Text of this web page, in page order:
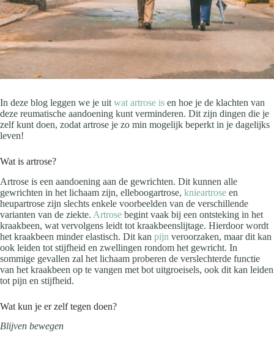
In deze blog leggen we je uit wat artrose is en hoe je de klachten van
deze reumatische aandoening kunt verminderen. Dit zijn dingen die je
zelf kunt doen, zodat artrose je zo min mogelijk beperkt in je dagelijks
leven!
Wat is artrose?
Artrose is een aandoening aan de gewrichten. Dit kunnen alle
gewrichten in het lichaam zijn, elleboogartrose, knieartrose en
heupartrose zijn slechts enkele voorbeelden van de verschillende
varianten van de ziekte. Artrose begint vaak bij een ontsteking in het
kraakbeen, wat vervolgens leidt tot kraakbeenslijtage. Hierdoor wordt
het kraakbeen minder elastisch. Dit kan pijn veroorzaken, maar dit kan
ook leiden tot stijfheid en zwellingen rondom het gewricht. In
sommige gevallen zal het lichaam proberen de verslechterde functie
van het kraakbeen op te vangen met bot uitgroeisels, ook dit kan leiden
tot pijn en stijfheid.
Wat kun je er zelf tegen doen?
Blijven bewegen